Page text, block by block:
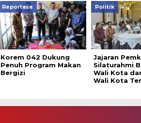
Reportase
Korem 042 Dukung
Penuh Program Makan
Bergizi
Politik
Jajaran
Silaturahmi
Wali Kota
Wali Kota